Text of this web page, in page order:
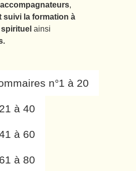
,
suivi la formation à
ainsi
n°1 à 20
à 40
à 60
à 80